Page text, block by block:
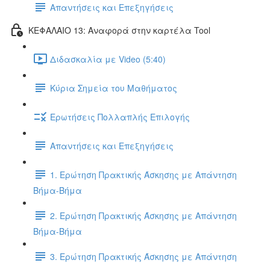
Απαντήσεις και Επεξηγήσεις
ΚΕΦΑΛΑΙΟ 13: Αναφορά στην καρτέλα Tool
Διδασκαλία με Video (5:40)
Κύρια Σημεία του Μαθήματος
Ερωτήσεις Πολλαπλής Επιλογής
Απαντήσεις και Επεξηγήσεις
1. Ερώτηση Πρακτικής Άσκησης με Απάντηση
Βήμα-Βήμα
2. Ερώτηση Πρακτικής Άσκησης με Απάντηση
Βήμα-Βήμα
3. Ερώτηση Πρακτικής Άσκησης με Απάντηση